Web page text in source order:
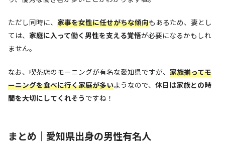
ただし同時に、 家事を女性に任せがちな傾向もあるため、妻とし
ては、 家庭に入って働く男性を支える覚悟が必要になるかもしれ
ません。
なお、喫茶店のモーニングが有名な愛知県ですが、 家族揃ってモ
ーニングを食べに行く家庭が多いようなので、 休日は家族との時
間を大切にしてくれそう ですね！
まとめ｜愛知県出身の男性有名人